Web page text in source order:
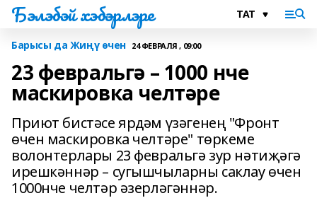
Бэлэбэй хэбэрлэре
Барысы да Жиңү өчен 24 ФЕВРАЛЯ , 09:00
23 февральгә – 1000 нче
маскировка челтәре
Приют бистәсе ярдәм үзәгенең "Фронт
өчен маскировка челтәре" төркеме
волонтерлары 23 февральгә зур нәтиҗәгә
ирешкәннәр – сугышчыларны саклау өчен
1000нче челтәр әзерләгәннәр.